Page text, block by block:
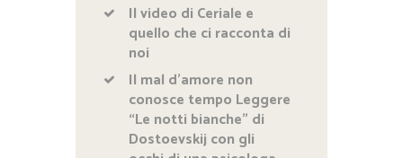
Il video di Ceriale e
quello che ci racconta di
noi
Il mal d’amore non
conosce tempo Leggere
“Le notti bianche” di
Dostoevskij con gli